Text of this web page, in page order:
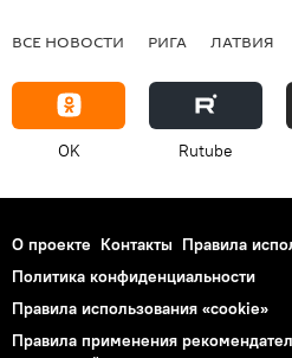
ВСЕ НОВОСТИ РИГА ЛАТВИЯ
OK Rutube
О проекте Контакты Правила
Политика конфиденциальности
Правила использования «cookie»
Правила применения